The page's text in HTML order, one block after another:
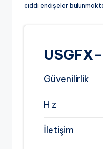
ciddi endişeler
Güvenilirlik
Hız
İletişim